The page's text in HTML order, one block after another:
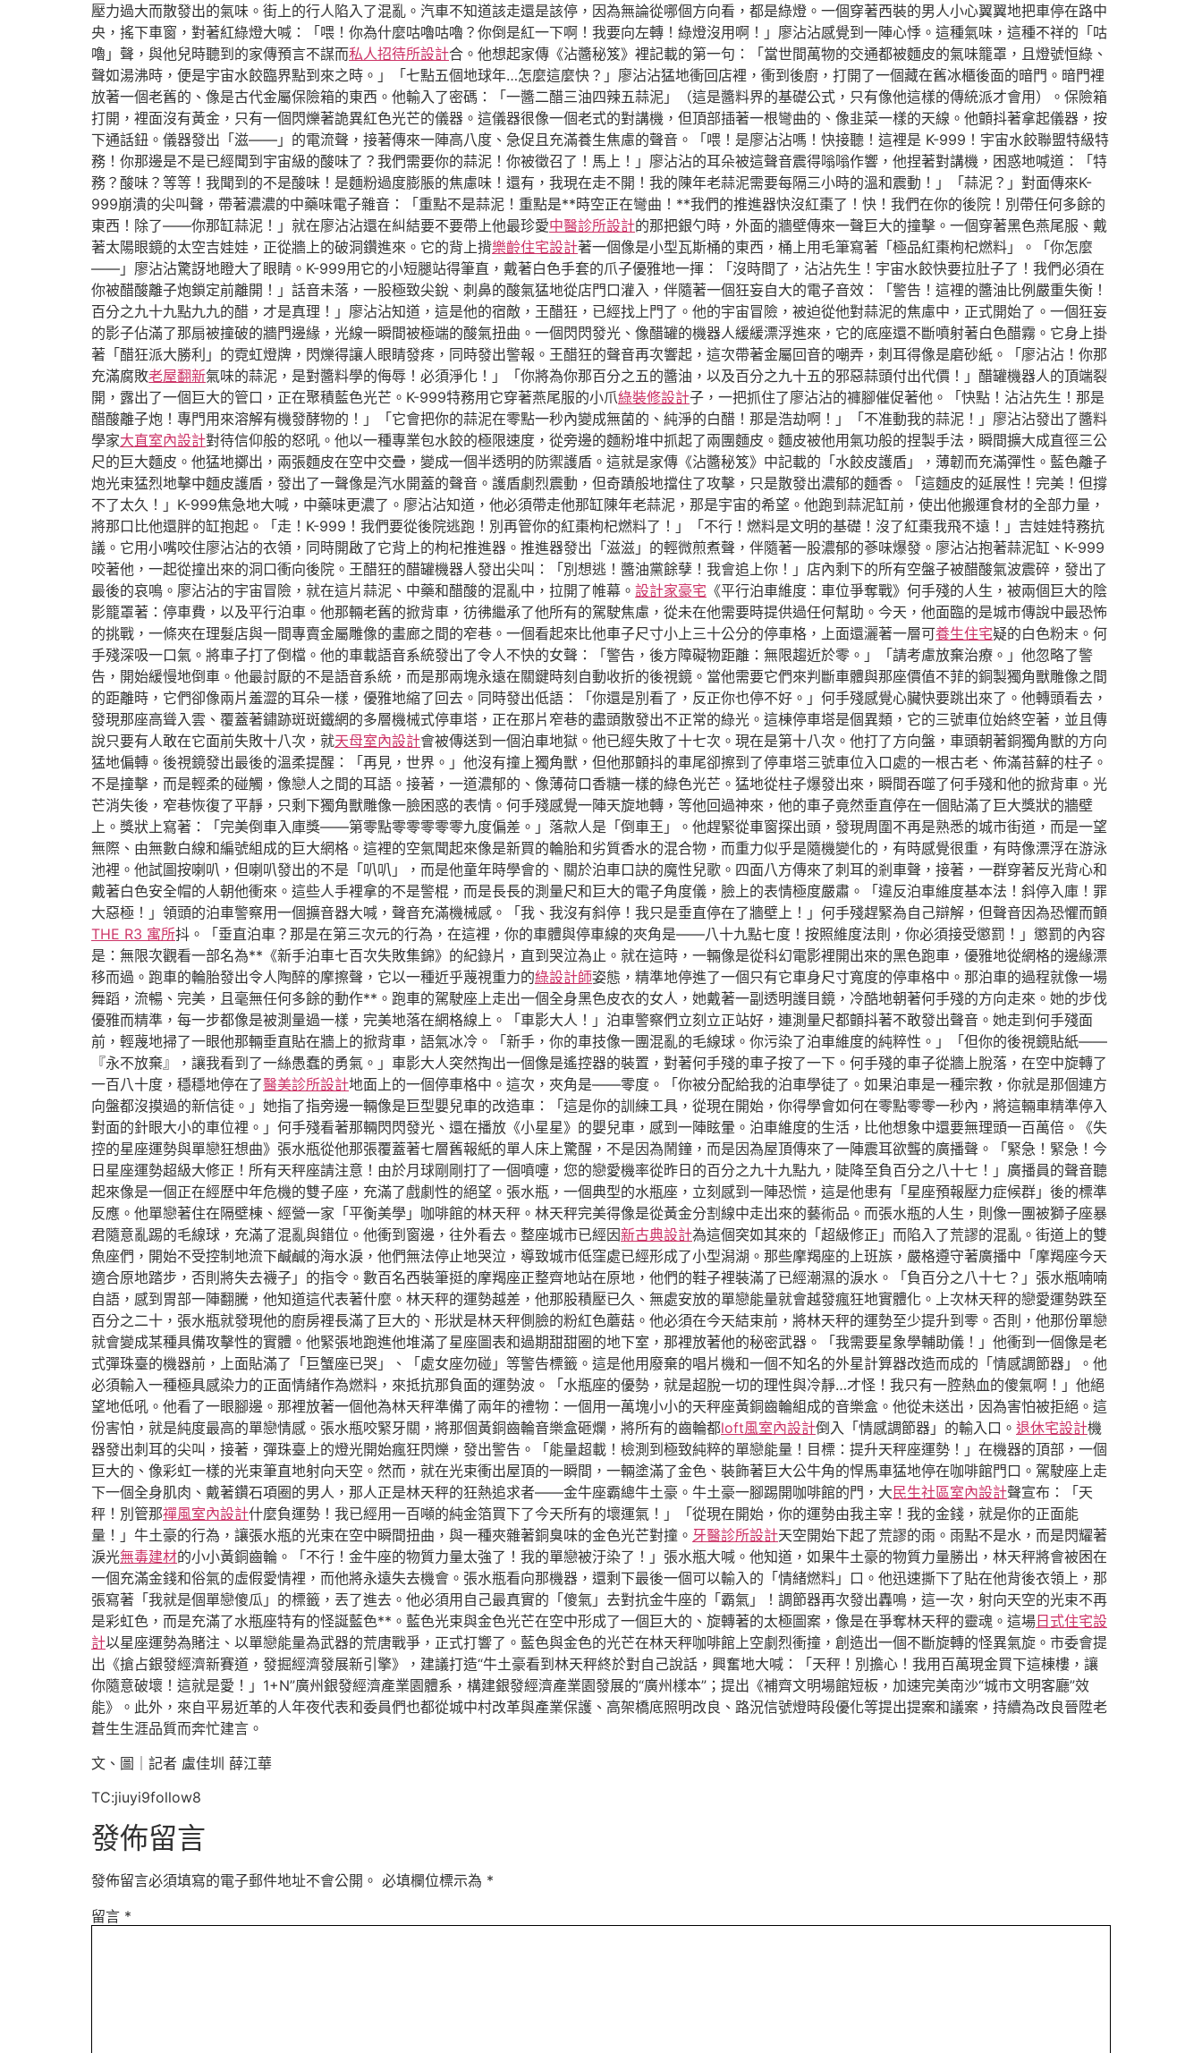
壓力過大而散發出的氣味。街上的行人陷入了混亂。汽車不知道該走還是該停，因為無論從哪個方向看，都是綠燈。一個穿著西裝的男人小心翼翼地把車停在路中
央，搖下車窗，對著紅綠燈大喊：「喂！你為什麼咕嚕咕嚕？你倒是紅一下啊！我要向左轉！綠燈沒用啊！」廖沾沾感覺到一陣心悸。這種氣味，這種不祥的「咕
嚕」聲，與他兒時聽到的家傳預言不謀而私人招待所設計合。他想起家傳《沾醬秘笈》裡記載的第一句：「當世間萬物的交通都被麵皮的氣味籠罩，且燈號恒綠、
聲如湯沸時，便是宇宙水餃臨界點到來之時。」「七點五個地球年…怎麼這麼快？」廖沾沾猛地衝回店裡，衝到後廚，打開了一個藏在舊冰櫃後面的暗門。暗門裡
放著一個老舊的、像是古代金屬保險箱的東西。他輸入了密碼：「一醬二醋三油四辣五蒜泥」（這是醬料界的基礎公式，只有像他這樣的傳統派才會用）。保險箱
打開，裡面沒有黃金，只有一個閃爍著詭異紅色光芒的儀器。這儀器很像一個老式的對講機，但頂部插著一根彎曲的、像韭菜一樣的天線。他顫抖著拿起儀器，按
下通話鈕。儀器發出「滋——」的電流聲，接著傳來一陣高八度、急促且充滿養生焦慮的聲音。「喂！是廖沾沾嗎！快接聽！這裡是 K-999！宇宙水餃聯盟特級特
務！你那邊是不是已經聞到宇宙級的酸味了？我們需要你的蒜泥！你被徵召了！馬上！」廖沾沾的耳朵被這聲音震得嗡嗡作響，他捏著對講機，困惑地喊道：「特
務？酸味？等等！我聞到的不是酸味！是麵粉過度膨脹的焦慮味！還有，我現在走不開！我的陳年老蒜泥需要每隔三小時的溫和震動！」「蒜泥？」對面傳來K-
999崩潰的尖叫聲，帶著濃濃的中藥味電子雜音：「重點不是蒜泥！重點是**時空正在彎曲！**我們的推進器快沒紅棗了！快！我們在你的後院！別帶任何多餘的
東西！除了——你那缸蒜泥！」就在廖沾沾還在糾結要不要帶上他最珍愛中醫診所設計的那把銀勺時，外面的牆壁傳來一聲巨大的撞擊。一個穿著黑色燕尾服、戴
著太陽眼鏡的太空吉娃娃，正從牆上的破洞鑽進來。它的背上揹樂齡住宅設計著一個像是小型瓦斯桶的東西，桶上用毛筆寫著「極品紅棗枸杞燃料」。「你怎麼
——」廖沾沾驚訝地瞪大了眼睛。K-999用它的小短腿站得筆直，戴著白色手套的爪子優雅地一揮：「沒時間了，沾沾先生！宇宙水餃快要拉肚子了！我們必須在
你被醋酸離子炮鎖定前離開！」話音未落，一股極致尖銳、刺鼻的酸氣猛地從店門口灌入，伴隨著一個狂妄自大的電子音效：「警告！這裡的醬油比例嚴重失衡！
百分之九十九點九九的醋，才是真理！」廖沾沾知道，這是他的宿敵，王醋狂，已經找上門了。他的宇宙冒險，被迫從他對蒜泥的焦慮中，正式開始了。一個狂妄
的影子佔滿了那扇被撞破的牆門邊緣，光線一瞬間被極端的酸氣扭曲。一個閃閃發光、像醋罐的機器人緩緩漂浮進來，它的底座還不斷噴射著白色醋霧。它身上掛
著「醋狂派大勝利」的霓虹燈牌，閃爍得讓人眼睛發疼，同時發出警報。王醋狂的聲音再次響起，這次帶著金屬回音的嘲弄，刺耳得像是磨砂紙。「廖沾沾！你那
充滿腐敗老屋翻新氣味的蒜泥，是對醬料學的侮辱！必須淨化！」「你將為你那百分之五的醬油，以及百分之九十五的邪惡蒜頭付出代價！」醋罐機器人的頂端裂
開，露出了一個巨大的管口，正在聚積藍色光芒。K-999特務用它穿著燕尾服的小爪綠裝修設計子，一把抓住了廖沾沾的褲腳催促著他。「快點！沾沾先生！那是
醋酸離子炮！專門用來溶解有機發酵物的！」「它會把你的蒜泥在零點一秒內變成無菌的、純淨的白醋！那是浩劫啊！」「不准動我的蒜泥！」廖沾沾發出了醬料
學家大直室內設計對待信仰般的怒吼。他以一種專業包水餃的極限速度，從旁邊的麵粉堆中抓起了兩團麵皮。麵皮被他用氣功般的捏製手法，瞬間擴大成直徑三公
尺的巨大麵皮。他猛地擲出，兩張麵皮在空中交疊，變成一個半透明的防禦護盾。這就是家傳《沾醬秘笈》中記載的「水餃皮護盾」，薄韌而充滿彈性。藍色離子
炮光束猛烈地擊中麵皮護盾，發出了一聲像是汽水開蓋的聲音。護盾劇烈震動，但奇蹟般地擋住了攻擊，只是散發出濃郁的麵香。「這麵皮的延展性！完美！但撐
不了太久！」K-999焦急地大喊，中藥味更濃了。廖沾沾知道，他必須帶走他那缸陳年老蒜泥，那是宇宙的希望。他跑到蒜泥缸前，使出他搬運食材的全部力量，
將那口比他還胖的缸抱起。「走！K-999！我們要從後院逃跑！別再管你的紅棗枸杞燃料了！」「不行！燃料是文明的基礎！沒了紅棗我飛不遠！」吉娃娃特務抗
議。它用小嘴咬住廖沾沾的衣領，同時開啟了它背上的枸杞推進器。推進器發出「滋滋」的輕微煎煮聲，伴隨著一股濃郁的蔘味爆發。廖沾沾抱著蒜泥缸、K-999
咬著他，一起從撞出來的洞口衝向後院。王醋狂的醋罐機器人發出尖叫：「別想逃！醬油黨餘孽！我會追上你！」店內剩下的所有空盤子被醋酸氣波震碎，發出了
最後的哀鳴。廖沾沾的宇宙冒險，就在這片蒜泥、中藥和醋酸的混亂中，拉開了帷幕。 設計家豪宅 《平行泊車維度：車位爭奪戰》何手殘的人生，被兩個巨大的陰
影籠罩著：停車費，以及平行泊車。他那輛老舊的掀背車，彷彿繼承了他所有的駕駛焦慮，從未在他需要時提供過任何幫助。今天，他面臨的是城市傳說中最恐怖
的挑戰，一條夾在理髮店與一間專賣金屬雕像的畫廊之間的窄巷。一個看起來比他車子尺寸小上三十公分的停車格，上面還灑著一層可養生住宅疑的白色粉末。何
手殘深吸一口氣。將車子打了倒檔。他的車載語音系統發出了令人不快的女聲：「警告，後方障礙物距離：無限趨近於零。」「請考慮放棄治療。」他忽略了警
告，開始緩慢地倒車。他最討厭的不是語音系統，而是那兩塊永遠在關鍵時刻自動收折的後視鏡。當他需要它們來判斷車體與那座價值不菲的銅製獨角獸雕像之間
的距離時，它們卻像兩片羞澀的耳朵一樣，優雅地縮了回去。同時發出低語：「你還是別看了，反正你也停不好。」何手殘感覺心臟快要跳出來了。他轉頭看去，
發現那座高聳入雲、覆蓋著鏽跡斑斑鐵網的多層機械式停車塔，正在那片窄巷的盡頭散發出不正常的綠光。這棟停車塔是個異類，它的三號車位始終空著，並且傳
說只要有人敢在它面前失敗十八次，就天母室內設計會被傳送到一個泊車地獄。他已經失敗了十七次。現在是第十八次。他打了方向盤，車頭朝著銅獨角獸的方向
猛地偏轉。後視鏡發出最後的溫柔提醒：「再見，世界。」他沒有撞上獨角獸，但他那顫抖的車尾卻擦到了停車塔三號車位入口處的一根古老、佈滿苔蘚的柱子。
不是撞擊，而是輕柔的碰觸，像戀人之間的耳語。接著，一道濃郁的、像薄荷口香糖一樣的綠色光芒。猛地從柱子爆發出來，瞬間吞噬了何手殘和他的掀背車。光
芒消失後，窄巷恢復了平靜，只剩下獨角獸雕像一臉困惑的表情。何手殘感覺一陣天旋地轉，等他回過神來，他的車子竟然垂直停在一個貼滿了巨大獎狀的牆壁
上。獎狀上寫著：「完美倒車入庫獎——第零點零零零零零九度偏差。」落款人是「倒車王」。他趕緊從車窗探出頭，發現周圍不再是熟悉的城市街道，而是一望
無際、由無數白線和編號組成的巨大網格。這裡的空氣聞起來像是新買的輪胎和劣質香水的混合物，而重力似乎是隨機變化的，有時感覺很重，有時像漂浮在游泳
池裡。他試圖按喇叭，但喇叭發出的不是「叭叭」，而是他童年時學會的、關於泊車口訣的魔性兒歌。四面八方傳來了刺耳的剎車聲，接著，一群穿著反光背心和
戴著白色安全帽的人朝他衝來。這些人手裡拿的不是警棍，而是長長的測量尺和巨大的電子角度儀，臉上的表情極度嚴肅。「違反泊車維度基本法！斜停入庫！罪
大惡極！」領頭的泊車警察用一個擴音器大喊，聲音充滿機械感。「我、我沒有斜停！我只是垂直停在了牆壁上！」何手殘趕緊為自己辯解，但聲音因為恐懼而顫
THE R3 寓所抖。「垂直泊車？那是在第三次元的行為，在這裡，你的車體與停車線的夾角是——八十九點七度！按照維度法則，你必須接受懲罰！」懲罰的內容
是：無限次觀看一部名為**《新手泊車七百次失敗集錦》的紀錄片，直到哭泣為止。就在這時，一輛像是從科幻電影裡開出來的黑色跑車，優雅地從網格的邊緣漂
移而過。跑車的輪胎發出令人陶醉的摩擦聲，它以一種近乎蔑視重力的綠設計師姿態，精準地停進了一個只有它車身尺寸寬度的停車格中。那泊車的過程就像一場
舞蹈，流暢、完美，且毫無任何多餘的動作**。跑車的駕駛座上走出一個全身黑色皮衣的女人，她戴著一副透明護目鏡，冷酷地朝著何手殘的方向走來。她的步伐
優雅而精準，每一步都像是被測量過一樣，完美地落在網格線上。「車影大人！」泊車警察們立刻立正站好，連測量尺都顫抖著不敢發出聲音。她走到何手殘面
前，輕蔑地掃了一眼他那輛垂直貼在牆上的掀背車，語氣冰冷。「新手，你的車技像一團混亂的毛線球。你污染了泊車維度的純粹性。」「但你的後視鏡貼紙——
『永不放棄』，讓我看到了一絲愚蠢的勇氣。」車影大人突然掏出一個像是遙控器的裝置，對著何手殘的車子按了一下。何手殘的車子從牆上脫落，在空中旋轉了
一百八十度，穩穩地停在了醫美診所設計地面上的一個停車格中。這次，夾角是——零度。「你被分配給我的泊車學徒了。如果泊車是一種宗教，你就是那個連方
向盤都沒摸過的新信徒。」她指了指旁邊一輛像是巨型嬰兒車的改造車：「這是你的訓練工具，從現在開始，你得學會如何在零點零零一秒內，將這輛車精準停入
對面的針眼大小的車位裡。」何手殘看著那輛閃閃發光、還在播放《小星星》的嬰兒車，感到一陣眩暈。泊車維度的生活，比他想象中還要無理頭一百萬倍。《失
控的星座運勢與單戀狂想曲》張水瓶從他那張覆蓋著七層舊報紙的單人床上驚醒，不是因為鬧鐘，而是因為屋頂傳來了一陣震耳欲聾的廣播聲。「緊急！緊急！今
日星座運勢超級大修正！所有天秤座請注意！由於月球剛剛打了一個噴嚏，您的戀愛機率從昨日的百分之九十九點九，陡降至負百分之八十七！」廣播員的聲音聽
起來像是一個正在經歷中年危機的雙子座，充滿了戲劇性的絕望。張水瓶，一個典型的水瓶座，立刻感到一陣恐慌，這是他患有「星座預報壓力症候群」後的標準
反應。他單戀著住在隔壁棟、經營一家「平衡美學」咖啡館的林天秤。林天秤完美得像是從黃金分割線中走出來的藝術品。而張水瓶的人生，則像一團被獅子座暴
君隨意亂踢的毛線球，充滿了混亂與錯位。他衝到窗邊，往外看去。整座城市已經因新古典設計為這個突如其來的「超級修正」而陷入了荒謬的混亂。街道上的雙
魚座們，開始不受控制地流下鹹鹹的海水淚，他們無法停止地哭泣，導致城市低窪處已經形成了小型潟湖。那些摩羯座的上班族，嚴格遵守著廣播中「摩羯座今天
適合原地踏步，否則將失去襪子」的指令。數百名西裝筆挺的摩羯座正整齊地站在原地，他們的鞋子裡裝滿了已經潮濕的淚水。「負百分之八十七？」張水瓶喃喃
自語，感到胃部一陣翻騰，他知道這代表著什麼。林天秤的運勢越差，他那股積壓已久、無處安放的單戀能量就會越發瘋狂地實體化。上次林天秤的戀愛運勢跌至
百分之二十，張水瓶就發現他的廚房裡長滿了巨大的、形狀是林天秤側臉的粉紅色蘑菇。他必須在今天結束前，將林天秤的運勢至少提升到零。否則，他那份單戀
就會變成某種具備攻擊性的實體。他緊張地跑進他堆滿了星座圖表和過期甜甜圈的地下室，那裡放著他的秘密武器。「我需要星象學輔助儀！」他衝到一個像是老
式彈珠臺的機器前，上面貼滿了「巨蟹座已哭」、「處女座勿碰」等警告標籤。這是他用廢棄的唱片機和一個不知名的外星計算器改造而成的「情感調節器」。他
必須輸入一種極具感染力的正面情緒作為燃料，來抵抗那負面的運勢波。「水瓶座的優勢，就是超脫一切的理性與冷靜…才怪！我只有一腔熱血的傻氣啊！」他絕
望地低吼。他看了一眼腳邊。那裡放著一個他為林天秤準備了兩年的禮物：一個用一萬塊小小的天秤座黃銅齒輪組成的音樂盒。他從未送出，因為害怕被拒絕。這
份害怕，就是純度最高的單戀情感。張水瓶咬緊牙關，將那個黃銅齒輪音樂盒砸爛，將所有的齒輪都loft風室內設計倒入「情感調節器」的輸入口。 退休宅設計機
器發出刺耳的尖叫，接著，彈珠臺上的燈光開始瘋狂閃爍，發出警告。「能量超載！檢測到極致純粹的單戀能量！目標：提升天秤座運勢！」在機器的頂部，一個
巨大的、像彩虹一樣的光束筆直地射向天空。然而，就在光束衝出屋頂的一瞬間，一輛塗滿了金色、裝飾著巨大公牛角的悍馬車猛地停在咖啡館門口。駕駛座上走
下一個全身肌肉、戴著鑽石項圈的男人，那人正是林天秤的狂熱追求者——金牛座霸總牛土豪。牛土豪一腳踢開咖啡館的門，大 民生社區室內設計聲宣布：「天
秤！別管那禪風室內設計什麼負運勢！我已經用一百噸的純金箔買下了今天所有的壞運氣！」「從現在開始，你的運勢由我主宰！我的金錢，就是你的正面能
量！」牛土豪的行為，讓張水瓶的光束在空中瞬間扭曲，與一種夾雜著銅臭味的金色光芒對撞。 牙醫診所設計天空開始下起了荒謬的雨。雨點不是水，而是閃耀著
淚光無毒建材的小小黃銅齒輪。「不行！金牛座的物質力量太強了！我的單戀被汙染了！」張水瓶大喊。他知道，如果牛土豪的物質力量勝出，林天秤將會被困在
一個充滿金錢和俗氣的虛假愛情裡，而他將永遠失去機會。張水瓶看向那機器，還剩下最後一個可以輸入的「情緒燃料」口。他迅速撕下了貼在他背後衣領上，那
張寫著「我就是個單戀傻瓜」的標籤，丟了進去。他必須用自己最真實的「傻氣」去對抗金牛座的「霸氣」！調節器再次發出轟鳴，這一次，射向天空的光束不再
是彩虹色，而是充滿了水瓶座特有的怪誕藍色**。藍色光束與金色光芒在空中形成了一個巨大的、旋轉著的太極圖案，像是在爭奪林天秤的靈魂。這場 日式住宅設
計以星座運勢為賭注、以單戀能量為武器的荒唐戰爭，正式打響了。藍色與金色的光芒在林天秤咖啡館上空劇烈衝撞，創造出一個不斷旋轉的怪異氣旋。市委會提
出《搶占銀發經濟新賽道，發掘經濟發展新引擎》，建議打造“牛土豪看到林天秤終於對自己說話，興奮地大喊：「天秤！別擔心！我用百萬現金買下這棟樓，讓
你隨意破壞！這就是愛！」1+N”廣州銀發經濟產業園體系，構建銀發經濟產業園發展的“廣州樣本”；提出《補齊文明場館短板，加速完美南沙“城市文明客廳”效
能》。此外，來自平易近革的人年夜代表和委員們也都從城中村改革與產業保護、高架橋底照明改良、路況信號燈時段優化等提出提案和議案，持續為改良晉陞老
蒼生生涯品質而奔忙建言。
文、圖｜記者 盧佳圳 薛江華
TC:jiuyi9follow8
發佈留言
發佈留言必須填寫的電子郵件地址不會公開。 必填欄位標示為 *
留言 *